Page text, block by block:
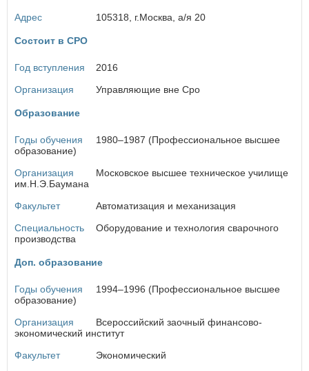
Л
Ленинградская область
Москва
Мурманская область
Н
Ненецкий автономный округ
Нижегородская область
Новосибирская область
Оренбургская область
Орловская область
П
Пермский край
Адрес 105318, г.Москва, а/я 20
Состоит в СРО
Год вступления
2016
Организация
Управляющие вне Сро
Образование
Годы обучения
1980–1987 (Профессиональное высшее
образование)
Организация
Московское высшее техническое училище
им.Н.Э.Баумана
Факультет
Автоматизация и механизация
Специальность
Оборудование и технология сварочного
производства
Доп. образование
Годы обучения
1994–1996 (Профессиональное высшее
образование)
Организация
Всероссийский заочный финансово-
экономический институт
Факультет
Экономический
Заголовок модального окна